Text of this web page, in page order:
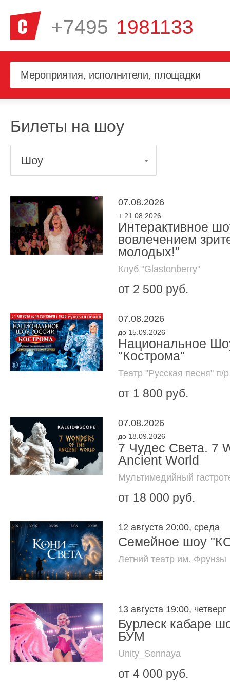
+7495 1981133
Билеты на шоу
Шоу
07.08.2026
+ 21.08.2026
Интерактивное
вовлечением
молодых!"
Клуб "Glastonberry"
от 2 500 руб.
07.08.2026
до 15.09.2026
Национальное
"Кострома"
Театр "Русская песня" п/
от 1 800 руб.
07.08.2026
до 18.09.2026
7 Чудес Света. 7
Ancient World
Мультимедийный
от 18 000 руб.
12 августа 20:00, среда
Семейное шоу
Летний театр им. Фрунзы
13 августа 19:00, четверг
Бурлеск кабаре
БУМ
Unity_Sennaya
от 4 000 руб.